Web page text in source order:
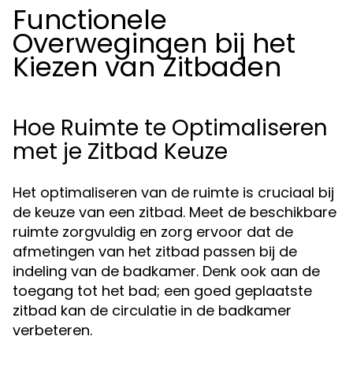
Functionele
Overwegingen bij het
Kiezen van Zitbaden
Hoe Ruimte te Optimaliseren
met je Zitbad Keuze
Het optimaliseren van de ruimte is cruciaal bij
de keuze van een zitbad. Meet de beschikbare
ruimte zorgvuldig en zorg ervoor dat de
afmetingen van het zitbad passen bij de
indeling van de badkamer. Denk ook aan de
toegang tot het bad; een goed geplaatste
zitbad kan de circulatie in de badkamer
verbeteren.